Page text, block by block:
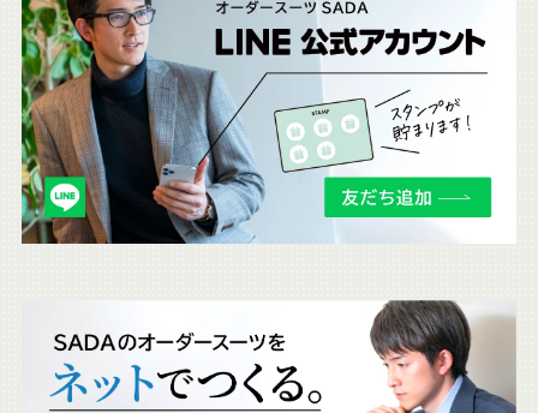
ち
ら
も
チ
ェ